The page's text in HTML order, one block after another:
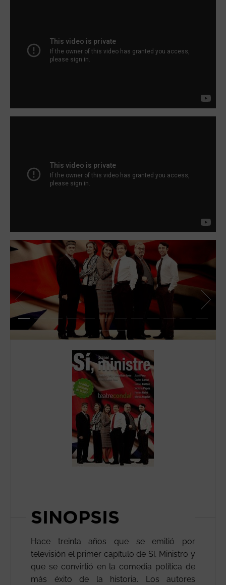
SINOPSIS
Hace treinta años que se emitió por
televisión el primer capítulo de Sí, Ministro y
que se convirtió en la comedia política de
más éxito de la historia. Los autores